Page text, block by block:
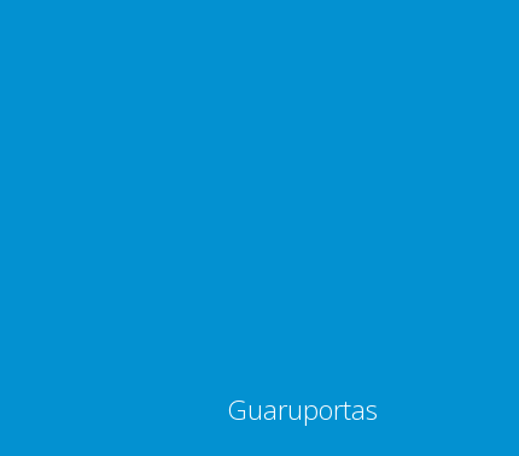
Guaruportas